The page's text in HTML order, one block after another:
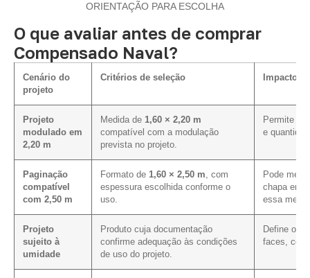
ORIENTAÇÃO PARA ESCOLHA
O que avaliar antes de comprar
Compensado Naval?
Cenário do
projeto
Critérios de seleção Impacto
Projeto
modulado em
2,20 m
Medida de 1,60 × 2,20 m
compatível com a modulação
prevista no projeto.
Permite
e
Paginação
compatível
com 2,50 m
Formato de 1,60 × 2,50 m , com
espessura escolhida conforme o
uso.
Pode
chapa em
essa
Projeto
sujeito à
umidade
Produto cuja documentação
confirme adequação às condições
de uso do projeto.
Define os
faces,